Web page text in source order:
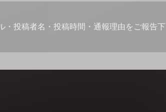
・投稿者名・投稿時間・通報理由をご報告下